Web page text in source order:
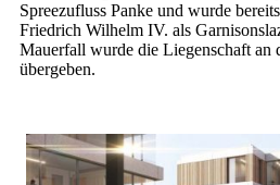
Spreezufluss Panke und wurde
Friedrich Wilhelm IV. als
Mauerfall wurde die Liegenschaft an
übergeben.